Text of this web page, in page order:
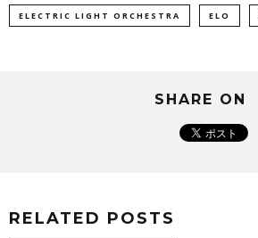
ELECTRIC LIGHT ORCHESTRA ELO
SHARE ON
RELATED POSTS